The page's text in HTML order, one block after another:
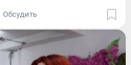
Обсудить